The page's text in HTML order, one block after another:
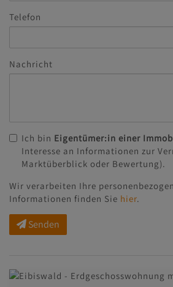
Telefon
Nachricht
Ich bin Eigentümer:in einer
Interesse an Informationen zur
Marktüberblick oder Bewertung).
Wir verarbeiten Ihre
Informationen finden Sie hier.
Senden